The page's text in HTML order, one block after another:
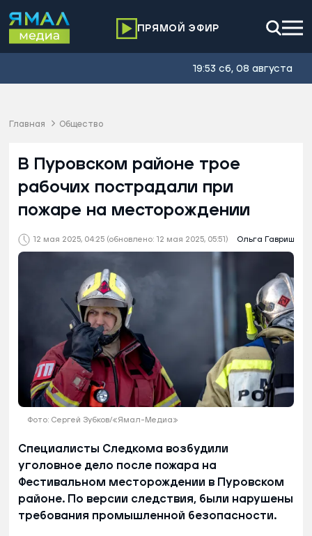
ПРЯМОЙ ЭФИР
19:53 сб, 08 августа
Главная Общество
12 мая 2025, 04:25 (обновлено: 12 мая 2025, 05:51) Ольга Гавриш
В Пуровском районе трое
рабочих пострадали при
пожаре на месторождении
Фото: Сергей Зубков/«Ямал-Медиа»
Специалисты Следкома возбудили
уголовное дело после пожара на
Фестивальном месторождении в Пуровском
районе. По версии следствия, были нарушены
требования промышленной безопасности.